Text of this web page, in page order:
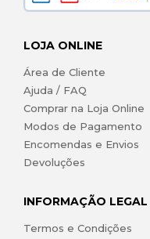
LOJA ONLINE
Área de Cliente
Ajuda / FAQ
Comprar na Loja Online
Modos de Pagamento
Encomendas e Envios
Devoluções
INFORMAÇÃO LEGAL
Termos e Condições